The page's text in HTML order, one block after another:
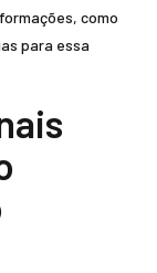
como
para essa